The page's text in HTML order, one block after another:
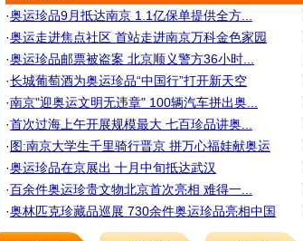
·奥运珍品9月抵达南京 1.1亿保单提供全方...
·奥运走进焦点社区 首站走进南京万科金色家园
·奥运珍品邮票被盗案 北京顺义警方36小时...
·长城葡萄酒为奥运珍品“中国行”打开新天空
·南京"迎奥运文明无违章" 100辆汽车拼出奥...
·首次过海上午开展规模最大 七百珍品讲奥...
·图:南京大学生千里骑行晋京 拼万心福娃献奥运
·奥运珍品在京展出 十月中旬抵达武汉
·百余件奥运珍贵文物北京首次亮相 难得一...
·奥林匹克珍藏品巡展 730余件奥运珍品亮相中国